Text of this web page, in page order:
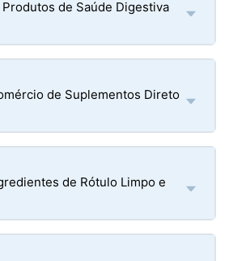
de Saúde Digestiva
de Suplementos Direto
de Rótulo Limpo e